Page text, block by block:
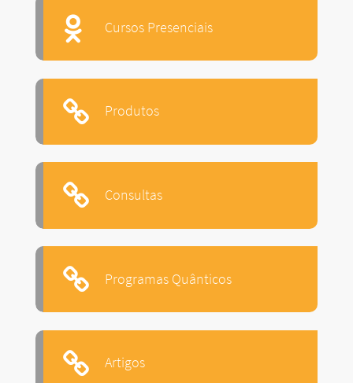
Cursos Presenciais
Produtos
Consultas
Programas Quânticos
Artigos